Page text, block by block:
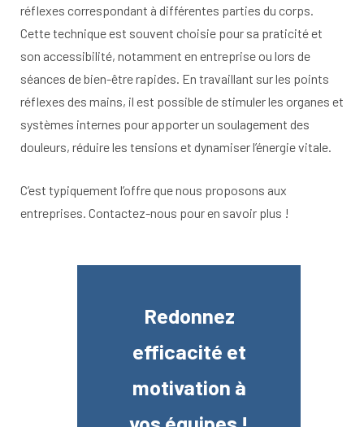
réflexes correspondant à différentes parties du corps.
Cette technique est souvent choisie pour sa praticité et
son accessibilité, notamment en entreprise ou lors de
séances de bien-être rapides. En travaillant sur les points
réflexes des mains, il est possible de stimuler les organes et
systèmes internes pour apporter un soulagement des
douleurs, réduire les tensions et dynamiser l’énergie vitale.
C’est typiquement l’offre que nous proposons aux
entreprises. Contactez-nous pour en savoir plus !
Redonnez
efficacité et
motivation à